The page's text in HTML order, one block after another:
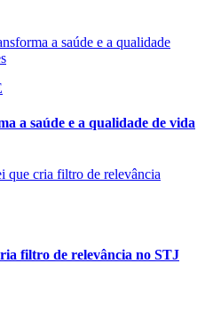
a saúde e a qualidade de vida
filtro de relevância no STJ